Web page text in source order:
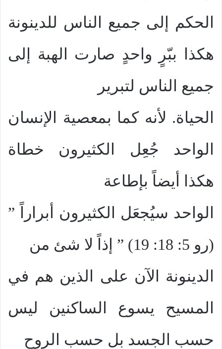
الحكم إلى جميع الناس للدينونة
هكذا ببّرٍ واحدٍ صارت الهبة إلى
جميع الناس لتبرير
الحياة. لأنه كما بمعصية الإنسان
الواحد جُعِل الكثيرون خطاة
هكذا أيضاً بإطاعة
الواحد سيُجعَل الكثيرون أبراراً ”
(رو 5: 18: 19) ” إذاً لا شئ من
الدينونة الآن على الذين هم في
المسيح يسوع الساكنين ليس
حسب الجسد بل حسب الروح